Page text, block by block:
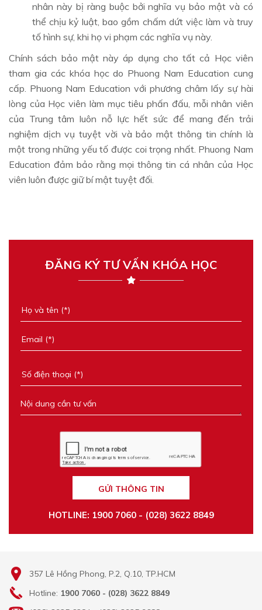
nhân này bị ràng buộc bởi nghĩa vụ bảo mật và có
thể chịu kỷ luật, bao gồm chấm dứt việc làm và truy
tố hình sự, khi họ vi phạm các nghĩa vụ này.
Chính sách bảo mật này áp dụng cho tất cả Học viên
tham gia các khóa học do Phuong Nam Education cung
cấp. Phuong Nam Education với phương châm lấy sự hài
lòng của Học viên làm mục tiêu phấn đấu, mỗi nhân viên
của Trung tâm luôn nỗ lực hết sức để mang đến trải
nghiệm dịch vụ tuyệt vời và bảo mật thông tin chính là
một trong những yếu tố được coi trọng nhất. Phuong Nam
Education đảm bảo rằng mọi thông tin cá nhân của Học
viên luôn được giữ bí mật tuyệt đối.
ĐĂNG KÝ TƯ VẤN KHÓA HỌC
GỬI THÔNG TIN
HOTLINE: 1900 7060 - (028) 3622 8849
357 Lê Hồng Phong, P.2, Q.10, TP.HCM
Hotline: 1900 7060 - (028) 3622 8849